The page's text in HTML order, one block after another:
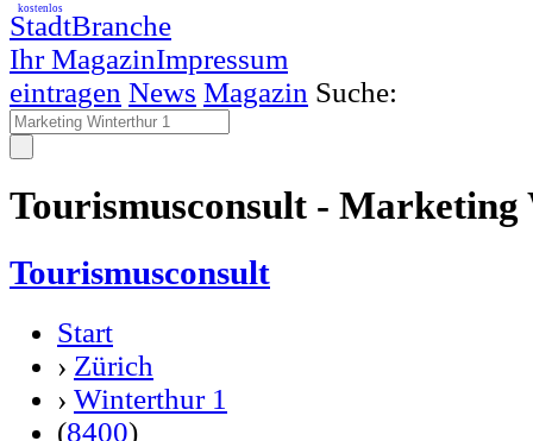
StadtBranche
Ihr MagazinImpressum
kostenlos
eintragen News Magazin Suche:
Tourismusconsult -
Tourismusconsult
Start
› Zürich
› Winterthur 1
(8400)